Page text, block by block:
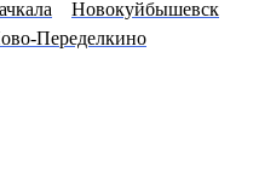
Новокуйбышевск
Переделкино